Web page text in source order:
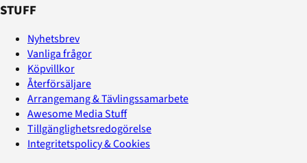
STUFF
Nyhetsbrev
Vanliga frågor
Köpvillkor
Återförsäljare
Arrangemang & Tävlingssamarbete
Awesome Media Stuff
Tillgänglighetsredogörelse
Integritetspolicy & Cookies